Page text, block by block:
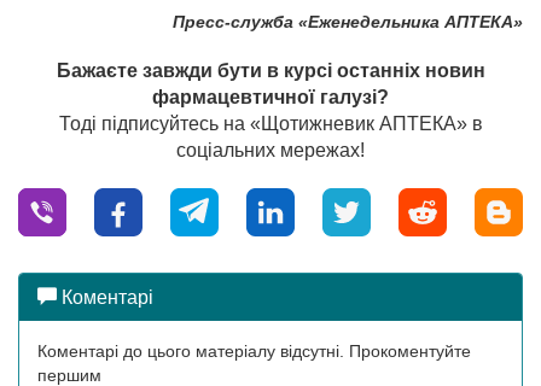
Пресс-служба «Еженедельника АПТЕКА»
Бажаєте завжди бути в курсі останніх новин
фармацевтичної галузі?
Тоді підписуйтесь на «Щотижневик АПТЕКА» в
соціальних мережах!
Коментарі
Коментарі до цього матеріалу відсутні. Прокоментуйте
першим